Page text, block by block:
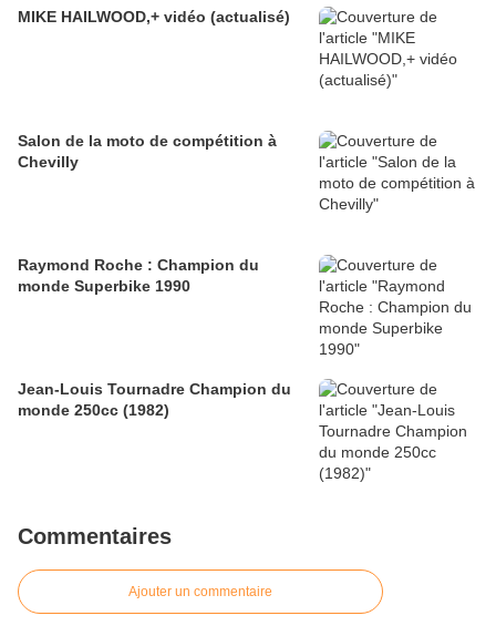
MIKE HAILWOOD,+ vidéo (actualisé)
Salon de la moto de compétition à
Chevilly
Raymond Roche : Champion du
monde Superbike 1990
Jean-Louis Tournadre Champion du
monde 250cc (1982)
Commentaires
Ajouter un commentaire